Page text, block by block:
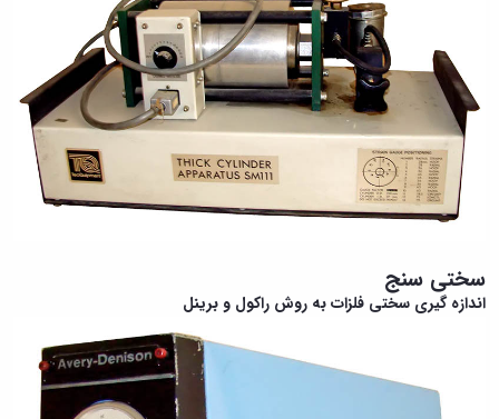
سختی سنج
اندازه گیری سختی فلزات به روش راکول و برینل